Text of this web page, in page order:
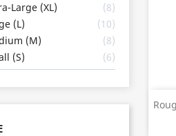
Large (XL)
8
(L)
10
(M)
8
(S)
6